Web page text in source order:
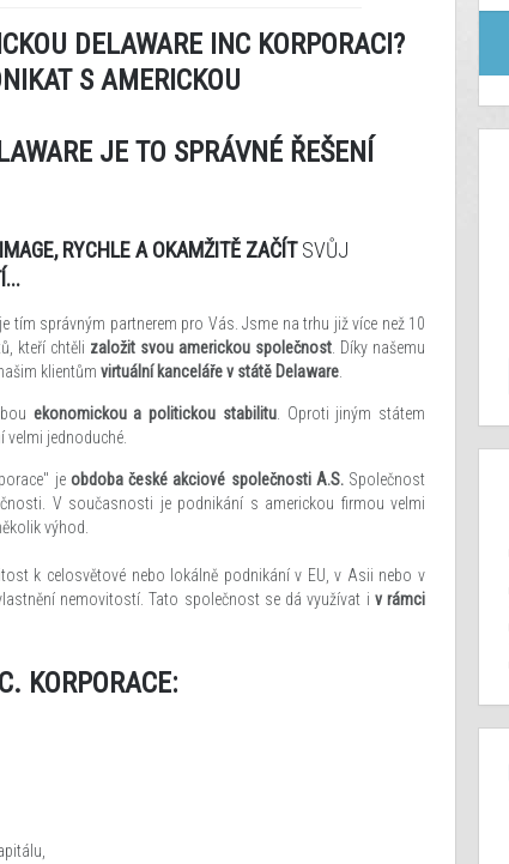
DELAWARE INC KORPORACI?
S AMERICKOU
JE TO SPRÁVNÉ ŘEŠENÍ
RYCHLE A OKAMŽITĚ ZAČÍTSVŮJ
je tím správným partnerem pro Vás. Jsme na trhu již více než 10
kteří chtěli založit svou americkou společnost. Díky našemu
klientům virtuální kanceláře v státě Delaware
ekonomickou a politickou stabilitu. Oproti jiným státem
jednoduché.
je obdoba české akciové společnosti A.S.Společnost
V současnosti je podnikání s americkou firmou velmi
výhod.
k celosvětové nebo lokálně podnikání v EU, v Asii nebo v
nemovitostí. Tato společnost se dá využívat i v rámci
KORPORACE: